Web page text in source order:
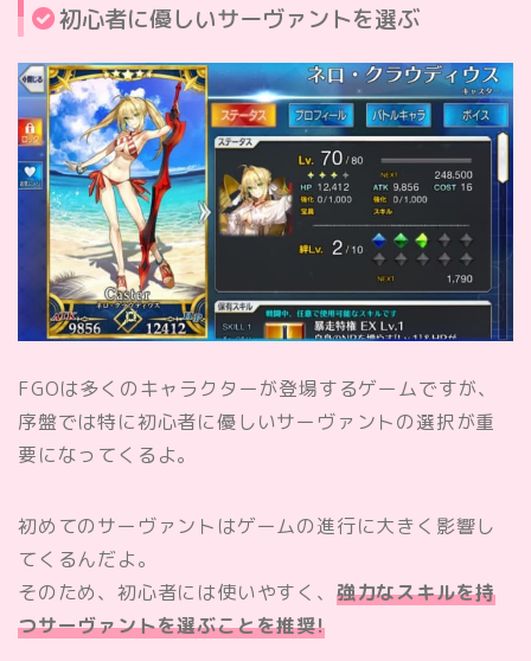
初心者に優しいサーヴァントを選ぶ
FGOは多くのキャラクターが登場するゲームですが、
序盤では特に初心者に優しいサーヴァントの選択が重
要になってくるよ。
初めてのサーヴァントはゲームの進行に大きく影響し
てくるんだよ。
そのため、初心者には使いやすく、 強力なスキルを持
つサーヴァントを選ぶことを推奨!